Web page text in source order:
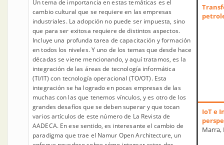
Un tema de importancia en estas temáticas es el
cambio cultural que se requiere en las empresas
industriales. La adopción no puede ser impuesta, sino
que para ser exitosa requiere de distintos aspectos.
Incluye una profunda tarea de capacitación y formación
en todos los niveles. Y uno de los temas que desde hace
décadas se viene mencionando, y aquí tratamos, es la
integración de las áreas de tecnología informática
(TI/IT) con tecnología operacional (TO/OT). Esta
integración se ha logrado en pocas empresas de las
muchas con las que tenemos vínculos, y es otro de los
grandes desafíos que se deben superar y que tocan
varios artículos de este número de La Revista de
AADECA. En ese sentido, es interesante el cambio de
paradigma que trae el Namur Open Architecture, un
IoT e
Marra,